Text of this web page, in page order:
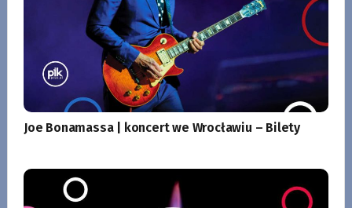
Joe Bonamassa | koncert we Wrocławiu – Bilety